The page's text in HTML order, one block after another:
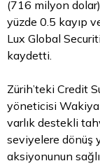
(716 milyon
yüzde 0.5 kayıp
Lux Global
kaydetti.
Zürih’teki Credit
yöneticisi
varlık destekli
seviyelere dönüş
aksiyonunun